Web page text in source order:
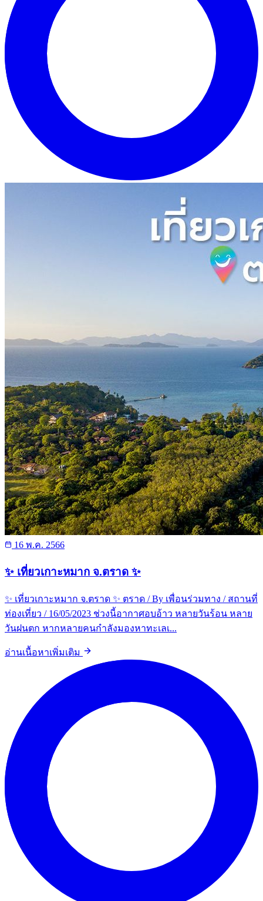
16 พ.ค. 2566
✨ เที่ยวเกาะหมาก จ.ตราด ✨
✨ เที่ยวเกาะหมาก จ.ตราด ✨ ตราด / By เพื่อนร่วมทาง / สถานที่
ท่องเที่ยว / 16/05/2023 ช่วงนี้อากาศอบอ้าว หลายวันร้อน หลาย
วันฝนตก หากหลายคนกำลังมองหาทะเลเ...
อ่านเนื้อหาเพิ่มเติม